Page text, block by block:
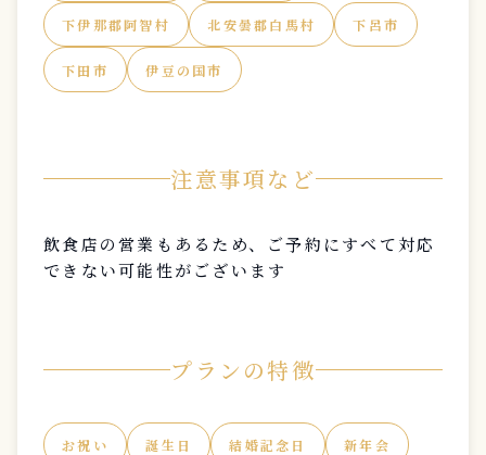
下伊那郡阿智村 北安曇郡白馬村 下呂市
下田市 伊豆の国市
注意事項など
飲食店の営業もあるため、ご予約にすべて対応
できない可能性がございます
プランの特徴
お祝い 誕生日 結婚記念日 新年会